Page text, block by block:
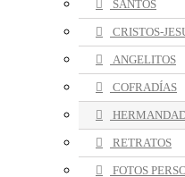
SANTOS
CRISTOS-
ANGELITOS
COFRADÍAS
RETRATOS
FOTOS